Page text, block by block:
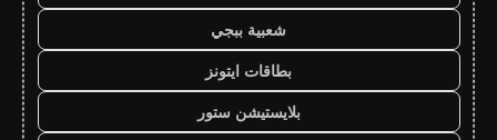
شعبية ببجي
بطاقات ايتونز
بلايستيشن ستور